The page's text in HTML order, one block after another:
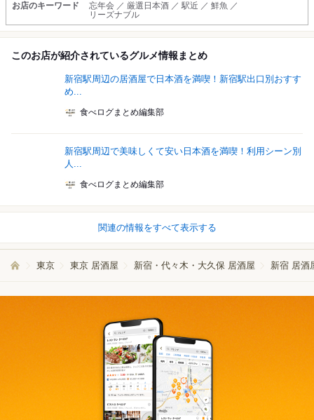
お店のキーワード
忘年会 ／ 厳選日本酒 ／ 駅近 ／ 鮮魚 ／
リーズナブル
このお店が紹介されているグルメ情報まとめ
新宿駅周辺の居酒屋で日本酒を満喫！新宿駅出口別おすす
め...
食べログまとめ編集部
新宿駅周辺で美味しくて安い日本酒を満喫！利用シーン別
人...
食べログまとめ編集部
関連の情報をすべて表示する
東京 東京 居酒屋 新宿・代々木・大久保 居酒屋 新宿 居酒